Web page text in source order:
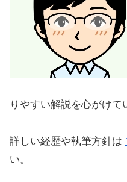
りやすい解説を心がけて
詳しい経歴や執筆方針は
い。